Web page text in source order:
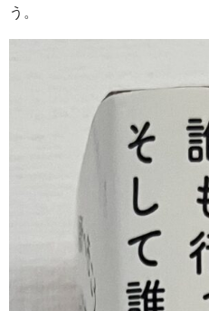
う。